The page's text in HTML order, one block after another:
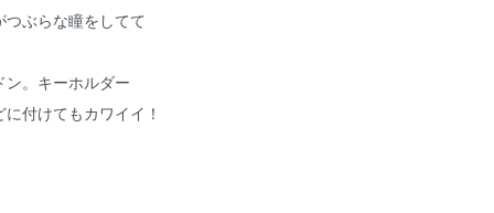
ぶらな瞳をしてて
ン。キーホルダー
付けてもカワイイ！